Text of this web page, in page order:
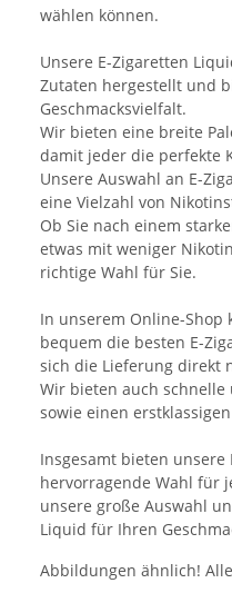
wählen können.
Unsere E-Zigaretten
Zutaten hergestellt und
Geschmacksvielfalt.
Wir bieten eine breite
damit jeder die perfekte
Unsere Auswahl an E-
eine Vielzahl von
Ob Sie nach einem
etwas mit weniger
richtige Wahl für Sie.
In unserem Online-Shop
bequem die besten E-
sich die Lieferung direkt
Wir bieten auch schnelle
sowie einen
Insgesamt bieten
hervorragende Wahl für
unsere große Auswahl
Liquid für Ihren
Abbildungen ähnlich!